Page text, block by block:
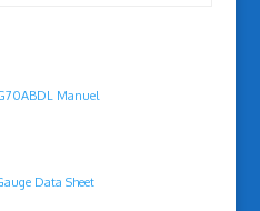
Manuel
Data Sheet